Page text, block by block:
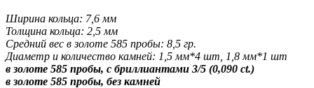
Ширина кольца: 7,6 мм
Толщина кольца: 2,5 мм
Средний вес в золоте 585 пробы: 8,5 гр.
Диаметр и количество камней: 1,5 мм*4 шт, 1,8 мм*1 шт
в золоте 585 пробы, с бриллиантами 3/5 (0,090 ct.)
в золоте 585 пробы, без камней